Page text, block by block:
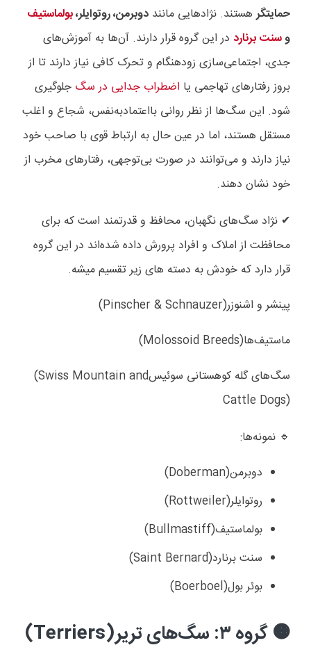
حمایتگرهستند. نژادهایی مانند دوبرمن، روتوایلر،بولماستیف
وسنت برنارد در این گروه قرار دارند. آن‌ها به آموزش‌های
جدی، اجتماعی‌سازی زودهنگام و تحرک کافی نیاز دارند تا از
بروز رفتارهای تهاجمی یا اضطراب جدایی در سگ جلوگیری
شود. این سگ‌ها از نظر روانی بااعتمادبه‌نفس، شجاع و اغلب
مستقل هستند، اما در عین حال به ارتباط قوی با صاحب خود
نیاز دارند و می‌توانند در صورت بی‌توجهی، رفتارهای مخرب از
خود نشان دهند.
✔ نژاد سگ‌های نگهبان، محافظ و قدرتمند است که برای
محافظت از املاک و افراد پرورش داده شده‌اند در این گروه
قرار دارد که خودش به دسته های زیر تقسیم میشه.
پینشر و اشنوزر(Pinscher & Schnauzer)
ماستیف‌ها(Molossoid Breeds)
سگ‌های گله کوهستانی سوئیس(Swiss Mountain and
Cattle Dogs)
🔹 نمونه‌ها:
دوبرمن(Doberman)
روتوایلر(Rottweiler)
بولماستیف(Bullmastiff)
سنت برنارد(Saint Bernard)
بوئر بول(Boerboel)
🟠 گروه ۳: سگ‌های تریر (Terriers)